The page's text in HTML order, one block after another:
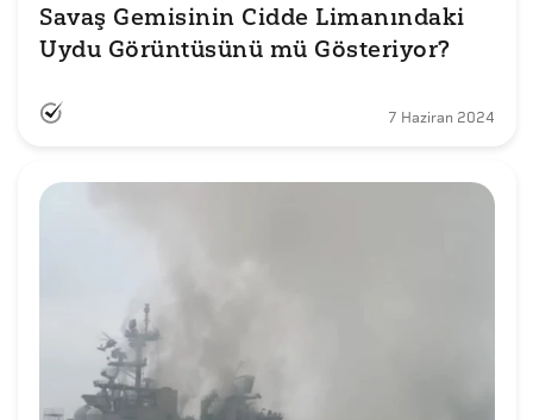
Savaş Gemisinin Cidde Limanındaki
Uydu Görüntüsünü mü Gösteriyor?
7 Haziran 2024